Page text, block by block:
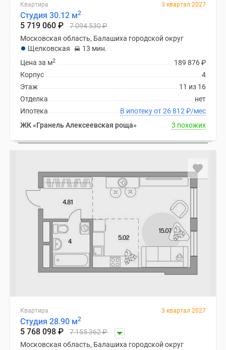
Квартира 3 квартал 2027
Студия 30.12 м2
5 719 060 ₽ 7 094 530₽
Московская область, Балашиха городской округ
Щелковская
13 мин.
189 876₽
Цена за м2
4
Корпус
11 из 16
Этаж
нет
Отделка
В ипотеку от 26 812 ₽/мес
Ипотека
ЖК «Гранель Алексеевская роща»
3 похожих
Квартира 3 квартал 2027
Студия 28.90 м2
5 768 098 ₽ 7 155 362₽
Московская область, Балашиха городской округ